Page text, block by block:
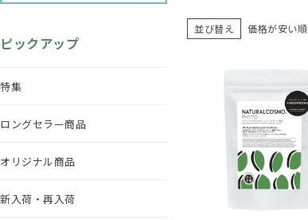
ピックアップ
特集
ロングセラー商品
オリジナル商品
新入荷・再入荷
並び替え 価格が安い順